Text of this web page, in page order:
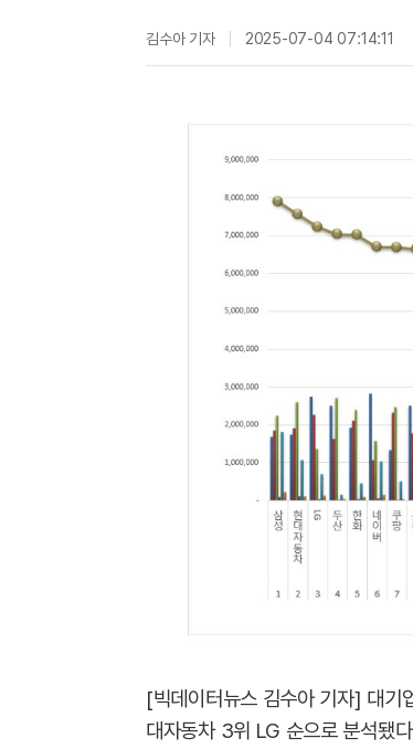
김수아 기자 2025-07-04 07:14:11
[빅데이터뉴스 김수아 기자] 대
대자동차 3위 LG 순으로 분석됐